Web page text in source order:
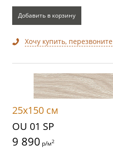
Добавить в корзину
Хочу купить, перезвоните
25x150 см
OU 01 SP
9 890 р/м2